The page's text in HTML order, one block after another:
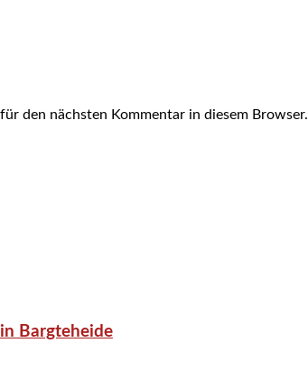
den nächsten Kommentar in diesem Browser.
Bargteheide